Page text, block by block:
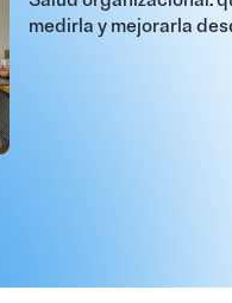
medirla y mejorarla